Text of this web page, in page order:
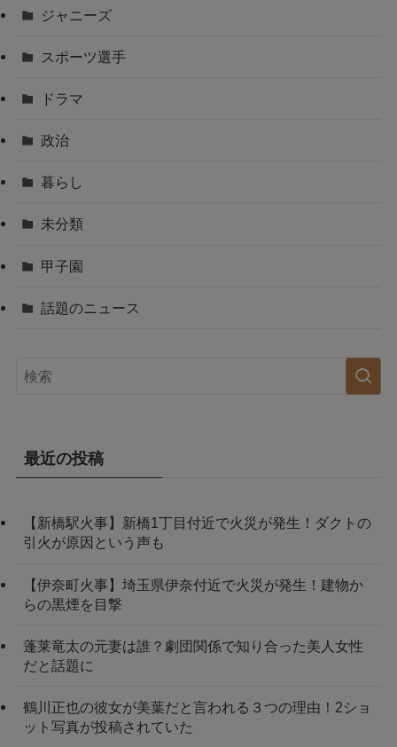
ジャニーズ
スポーツ選手
ドラマ
政治
暮らし
未分類
甲子園
話題のニュース
最近の投稿
【新橋駅火事】新橋1丁目付近で火災が発生！ダクトの
引火が原因という声も
【伊奈町火事】埼玉県伊奈付近で火災が発生！建物か
らの黒煙を目撃
蓬莱竜太の元妻は誰？劇団関係で知り合った美人女性
だと話題に
鶴川正也の彼女が美葉だと言われる３つの理由！2ショ
ット写真が投稿されていた